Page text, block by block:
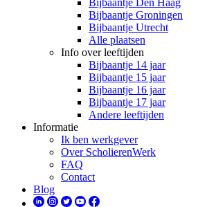
Bijbaantje Den Haag
Bijbaantje Groningen
Bijbaantje Utrecht
Alle plaatsen
Info over leeftijden
Bijbaantje 14 jaar
Bijbaantje 15 jaar
Bijbaantje 16 jaar
Bijbaantje 17 jaar
Andere leeftijden
Informatie
Ik ben werkgever
Over ScholierenWerk
FAQ
Contact
Blog